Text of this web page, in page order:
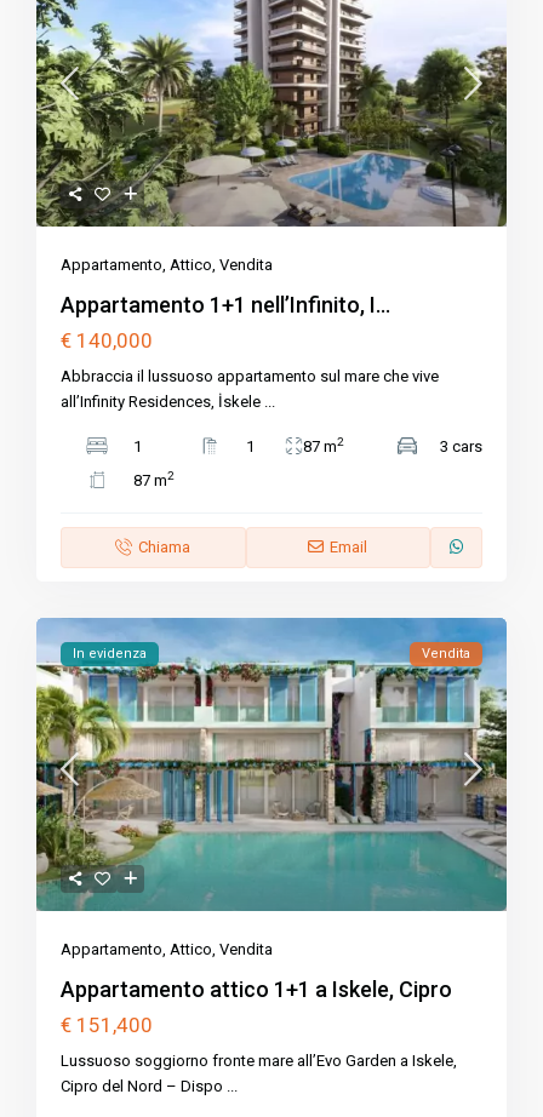
Appartamento Attico ,Vendita
Appartamento 1+1 nell’Infinito, I...
€ 140,000
Abbraccia il lussuoso appartamento sul mare che vive
all’Infinity Residences, İskele
1 1 87 m2
3 cars
87 m2
Chiama Email
In evidenza Vendita
Appartamento Attico ,Vendita
Appartamento attico 1+1 a Iskele, Cipro
€ 151,400
Lussuoso soggiorno fronte mare all’Evo Garden a Iskele,
Cipro del Nord – Dispo